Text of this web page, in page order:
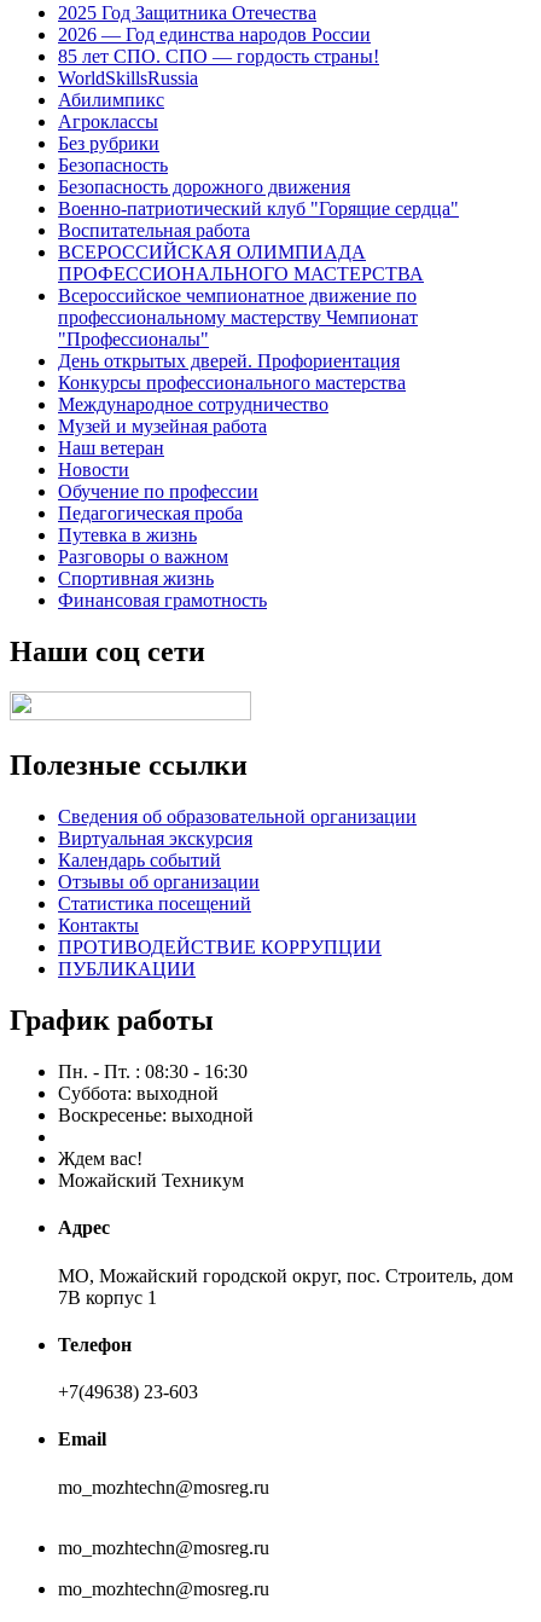
2025 Год Защитника Отечества
2026 — Год единства народов России
85 лет СПО. СПО — гордость страны!
WorldSkillsRussia
Абилимпикс
Агроклассы
Без рубрики
Безопасность
Безопасность дорожного движения
Военно-патриотический клуб "Горящие сердца"
Воспитательная работа
ВСЕРОССИЙСКАЯ ОЛИМПИАДА
ПРОФЕССИОНАЛЬНОГО МАСТЕРСТВА
Всероссийское чемпионатное движение по
профессиональному мастерству Чемпионат
"Профессионалы"
День открытых дверей. Профориентация
Конкурсы профессионального мастерства
Международное сотрудничество
Музей и музейная работа
Наш ветеран
Новости
Обучение по профессии
Педагогическая проба
Путевка в жизнь
Разговоры о важном
Спортивная жизнь
Финансовая грамотность
Наши соц сети
Полезные ссылки
Сведения об образовательной организации
Виртуальная экскурсия
Календарь событий
Отзывы об организации
Статистика посещений
Контакты
ПРОТИВОДЕЙСТВИЕ КОРРУПЦИИ
ПУБЛИКАЦИИ
График работы
Пн. - Пт. : 08:30 - 16:30
Суббота: выходной
Воскресенье: выходной
Ждем вас!
Можайский Техникум
Адрес
МО, Можайский городской округ, пос. Строитель, дом
7В корпус 1
Телефон
+7(49638) 23-603
Email
mo_mozhtechn@mosreg.ru
mo_mozhtechn@mosreg.ru
mo_mozhtechn@mosreg.ru